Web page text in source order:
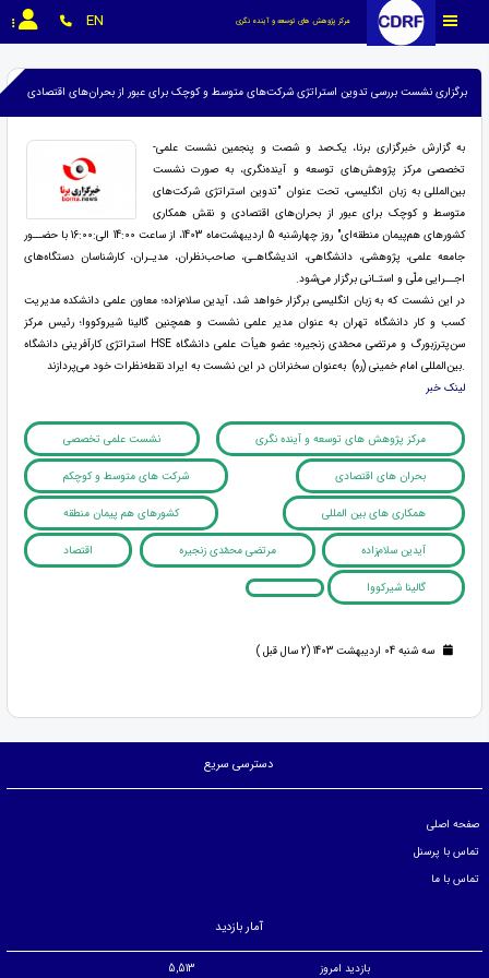
مرکز پژوهش های توسعه و آینده نگری EN
برگزاری نشست بررسی تدوین استراتژی شرکت‌های متوسط و کوچک برای عبور از بحران‌های اقتصادی
به گزارش خبرگزاری برنا، یک‌صد و شصت و پنجمین نشست علمی-
تخصصی مرکز پژوهش‌های توسعه و آینده‌نگری، به صورت نشست
بین‌المللی به زبان انگلیسی، تحت عنوان "تدوین استراتژی شرکت‌های
متوسط و کوچک برای عبور از بحران‌های اقتصادی و نقش همکاری
کشورهای هم‌پیمان منطقه‌ای" روز چهارشنبه 5 اردیبهشت‌ماه 1403، از ساعت 14:00 الی:16:00 با حضــور
جامعه علمی، پژوهشی، دانشگاهی، اندیشگاهـی، صاحب‌نظران، مدیـران، کارشناسان دستگاه‌های
اجــرایی ملّی و استـانی برگزار می‌شود.
در این نشست که به زبان انگلیسی برگزار خواهد شد، آیدین سلامزاده؛ معاون علمی دانشکده مدیریت
کسب و کار دانشگاه تهران به عنوان مدیر علمی نشست و همچنین گالینا شیروکووا؛ رئیس مرکز
HSE سن‌پترزبورگ و مرتضی محمّدی زنجیره؛ عضو هیأت علمی دانشگاه
بینالمللی امام خمینی (ره) به‌‌عنوان سخنرانان در این نشست به ایراد نقطه‌نظرات خود می‌پردازند
.
لینک خبر
مرکز پژوهش های توسعه و آینده نگری نشست علمی تخصصی
بحران های اقتصادی شرکت های متوسط و کوچکم
همکاری های بین المللی کشورهای هم پیمان منطقه
آیدین سلام‌زاده مرتضی محمّدی زنجیره اقتصاد
گالینا شیرکووا
سه شنبه 04 اردیبهشت 1403 (2 سال قبل )
دسترسی سریع
صفحه اصلی
تماس با پرسنل
تماس با ما
آمار بازدید
بازدید امروز 5,513